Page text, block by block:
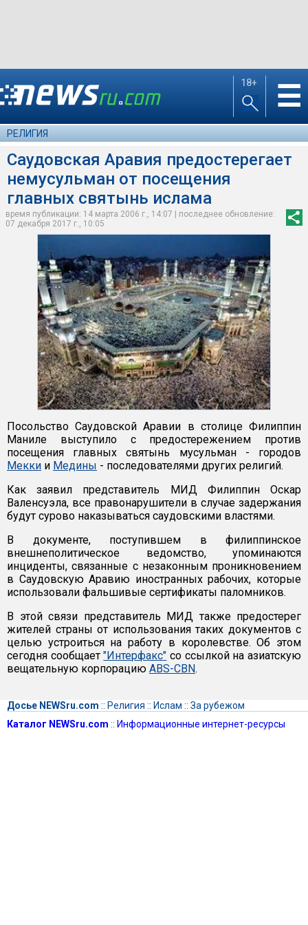
18+ ☰
РЕЛИГИЯ
Саудовская Аравия предостерегает
немусульман от посещения
главных святынь ислама
время публикации: 14 марта 2006 г., 14:07 | последнее обновление:
07 декабря 2017 г., 10:05
Посольство Саудовской Аравии в столице Филиппин
Маниле выступило с предостережением против
посещения главных святынь мусульман - городов
Мекки и Медины - последователями других религий.
Как заявил представитель МИД Филиппин Оскар
Валенсуэла, все правонарушители в случае задержания
будут сурово наказываться саудовскими властями.
В документе, поступившем в филиппинское
внешнеполитическое ведомство, упоминаются
инциденты, связанные с незаконным проникновением
в Саудовскую Аравию иностранных рабочих, которые
использовали фальшивые сертификаты паломников.
В этой связи представитель МИД также предостерег
жителей страны от использования таких документов с
целью устроиться на работу в королевстве. Об этом
сегодня сообщает"Интерфакс" со ссылкой на азиатскую
вещательную корпорацию ABS-CBN.
Досье NEWSru.com :: Религия :: Ислам :: За рубежом
Каталог NEWSru.com :: Информационные интернет-ресурсы